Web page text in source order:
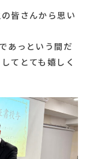
皆さんから思い
あっという間だ
てとても嬉しく